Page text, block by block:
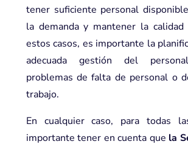
tener suficiente personal
la demanda y mantener la
estos casos, es importante la
adecuada gestión del
problemas de falta de personal o
trabajo.
En cualquier caso, para todas
importante tener en cuenta que la